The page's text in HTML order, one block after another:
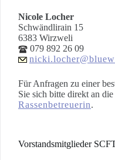
Nicole Locher
Schwändlirain 15
6383 Wirzweli
079 892 26 09
Für Anfragen zu einer
Sie sich bitte direkt an
Rassenbetreuerin.
Vorstandsmitglieder